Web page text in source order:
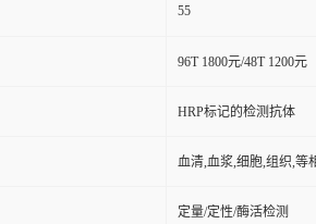
55
96T 1800元/48T 1200元
HRP标记的检测抗体
血清,血浆,细胞,组织,等
定量/定性/酶活检测